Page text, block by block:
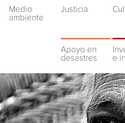
Medio
ambiente
Justicia
Apoyo en
desastres
e